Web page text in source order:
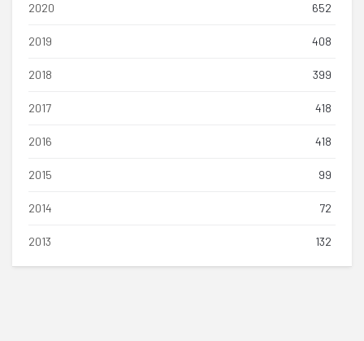
2020 652
2019 408
2018 399
2017 418
2016 418
2015 99
2014 72
2013 132